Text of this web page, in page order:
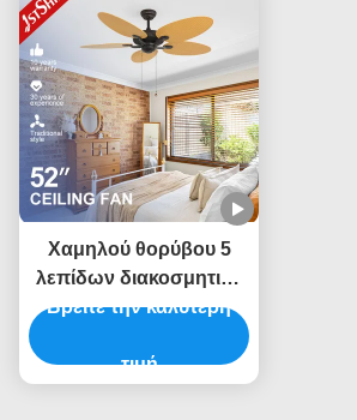
τάσης
Χαμηλού θορύβου 5
λεπίδων διακοσμητική
ενέργεια ροών αέρος
ανεμιστήρων μεγάλη -
Βρείτε την καλύτερη
τιμή